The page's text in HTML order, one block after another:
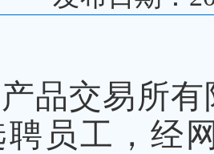
品交易所
员工 ，经